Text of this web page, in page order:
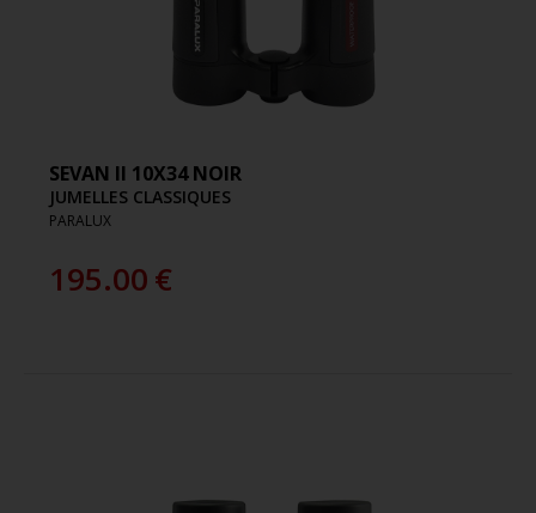
SEVAN II 10X34 NOIR
JUMELLES CLASSIQUES
PARALUX
195.00€